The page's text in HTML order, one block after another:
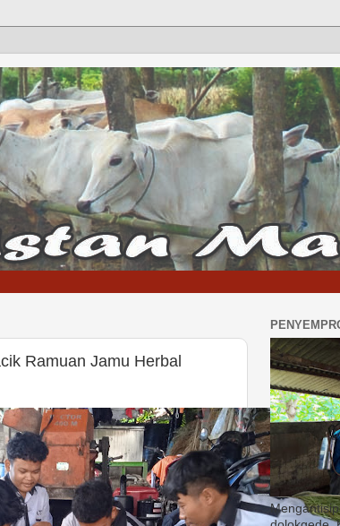
Ramuan Jamu Herbal